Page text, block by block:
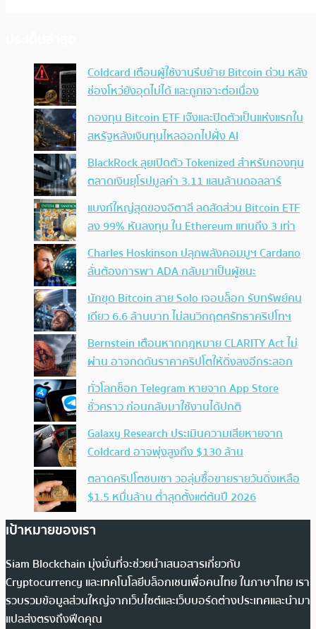
Coldcard เตือนผู้ใช้งานรีบย้าย Bitcoin ด่วน หลัง
ช่องโหว่ยังอุดไม่ได้ และถูกเจาะต่อเนื่อง
กองทุน Bitcoin ETF เจ๊งและปิดตัวเป็นแห่งแรกใน
สหรัฐหลังเงินทุนไหลออกไปฝั่ง AI
BlackRock ลุยเปิดตัว Tokenized สำหรับกองทุน
ตลาดเงินยุโรปมูลค่า 3.11 แสนล้านดอลลาร์
แบงก์ใหญ่สุดของอิตาลี ลดสัดส่วน Bitcoin ETF
ลง 99% หันลงทุน ใน Ethereum แทนถึง 3 เท่า
Charles Hoskinson ปลุกพลังคอมมูฯ Cardano
ลั่นต้องการพา ADA กลับมาเป็นผู้ชนะ
นักขุด Bitcoin สาย Solo เจอบล็อก รับทรัพย์คน
เดียว 6.6 ล้านบาท ไม่สนวิกฤตศรัทธาคริปโทฯ
Bernstein เตือนหากกฎหมาย CLARITY Act ไม่
ผ่าน อาจกดดันราคาคริปโตให้ดิ่งลงอีกระลอก
ทั่วโลกช็อก Telegram หายจาก App Store
ชั่วคราว ก่อนกลับมาใช้งานได้ปกติ
Galaxy Research ประเมินความเสียหายจาก
Coldcard อาจพุ่งสูงถึง $130 ล้าน
ตลาดคริปโตซบเซา วอลุ่มซื้อขายรายวันดิ่งเหลือ
$1.5 หมื่นล้าน ต่ำสุดตั้งแต่ต้นปี 2026
เป้าหมายของเรา
Siam Blockchain มุ่งมั่นที่จะช่วยนำเสนอสารเกี่ยวกับ
Cryptocurrency และเทคโนโลยีบล็อกเชนเพื่อคนไทย ในภาษาไทย เรา
รวบรวมข้อมูลส่วนใหญ่จากเว็บไซต์และเว็บบอร์ดต่างประเทศและนำมา
แปลส่งตรงถึงฟีดคุณ